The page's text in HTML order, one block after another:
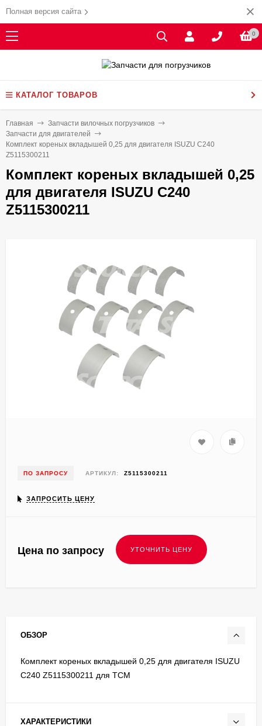
Полная версия сайта
0
КАТАЛОГ ТОВАРОВ
Главная
Запчасти вилочных погрузчиков
Запчасти для двигателей
Комплект кореных вкладышей 0,25 для двигателя ISUZU C240
Z5115300211
Комплект кореных вкладышей 0,25
для двигателя ISUZU C240
Z5115300211
ПО ЗАПРОСУ АРТИКУЛ: Z5115300211
ЗАПРОСИТЬ ЦЕНУ
Цена по запросу
ОБЗОР
Комплект кореных вкладышей 0,25 для двигателя ISUZU
C240 Z5115300211 для TCM
ХАРАКТЕРИСТИКИ